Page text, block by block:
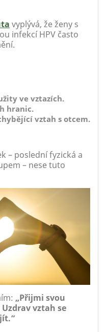
vyplývá, že ženy s
infekcí HPV často
ve vztazích.
hranic.
vztah s otcem.
– poslední fyzická a
– nese tuto
„Přijmi svou
vztah se